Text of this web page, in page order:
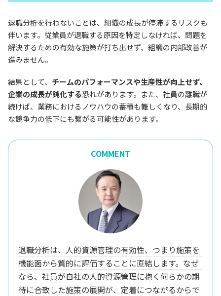
退職分析を行わないことは、組織の成長が停滞するリスクも
伴います。従業員が退職する原因を特定しなければ、問題を
解決するための有効な施策が打ち出せず、組織の内部改善が
進みません。
結果として、 チームのパフォーマンスや生産性が向上せず、
企業の成長が鈍化する恐れがあります。また、社員の離職が
続けば、業務におけるノウハウの蓄積も難しくなり、長期的
な競争力の低下にも繋がる可能性があります。
COMMENT
退職分析は、人的資源管理の有効性、つまり施策を
機能面から質的に評価することに直結します。なぜ
なら、社員が自社の人的資源管理に抱く何らかの期
待に合致した施策の展開が、定着につながるからで